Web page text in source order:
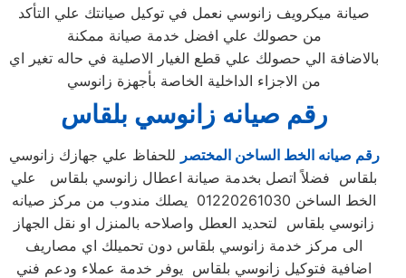
صيانة ميكرويف زانوسي نعمل في توكيل صيانتك علي التأكد
من حصولك علي افضل خدمة صيانة ممكنة
بالاضافة الي حصولك علي قطع الغيار الاصلية في حاله تغير اي
من الاجزاء الداخلية الخاصة بأجهزة زانوسي
رقم صيانه زانوسي بلقاس
رقم صيانه الخط الساخن المختصر للحفاظ علي جهازك زانوسي
بلقاس فضلاً اتصل بخدمة صيانة اعطال زانوسي بلقاس علي
الخط الساخن 01220261030 يصلك مندوب من مركز صيانه
زانوسي بلقاس لتحديد العطل واصلاحه بالمنزل او نقل الجهاز
الى مركز خدمة زانوسي بلقاس دون تحميلك اي مصاريف
اضافية فتوكيل زانوسي بلقاس يوفر خدمة عملاء ودعم فني